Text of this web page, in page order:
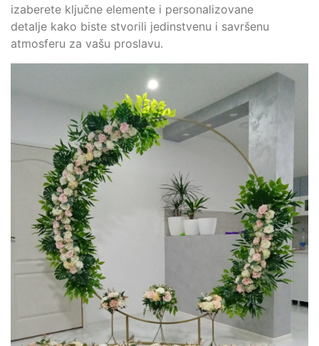
izaberete ključne elemente i personalizovane
detalje kako biste stvorili jedinstvenu i savršenu
atmosferu za vašu proslavu.